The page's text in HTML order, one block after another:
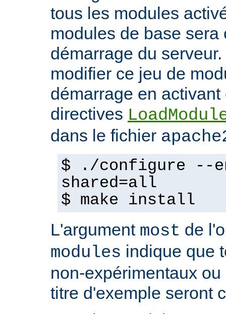
tous les modules
modules de base sera
démarrage du
modifier ce jeu de
démarrage en
directives
dans le fichier
$ ./configure --
shared=all
$ make install
L'argument most de
modules indique que
non-expérimentaux
titre d'exemple seront